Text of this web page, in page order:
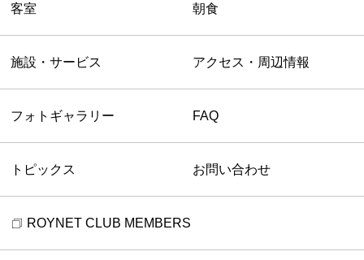
客室 朝食
施設・サービス アクセス・周辺情報
フォトギャラリー FAQ
トピックス お問い合わせ
ROYNET CLUB MEMBERS